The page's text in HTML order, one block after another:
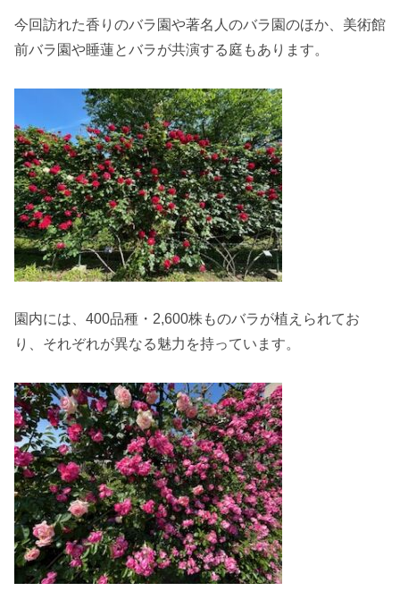
今回訪れた香りのバラ園や著名人のバラ園のほか、美術館
前バラ園や睡蓮とバラが共演する庭もあります。
園内には、400品種・2,600株ものバラが植えられてお
り、それぞれが異なる魅力を持っています。